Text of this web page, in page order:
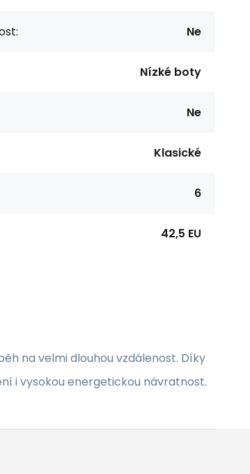
Ne
Nízké boty
Ne
Klasické
6
42,5 EU
na velmi dlouhou vzdálenost. Díky
i vysokou energetickou návratnost.